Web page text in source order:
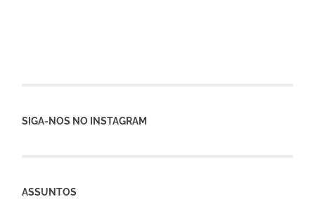
SIGA-NOS NO INSTAGRAM
ASSUNTOS